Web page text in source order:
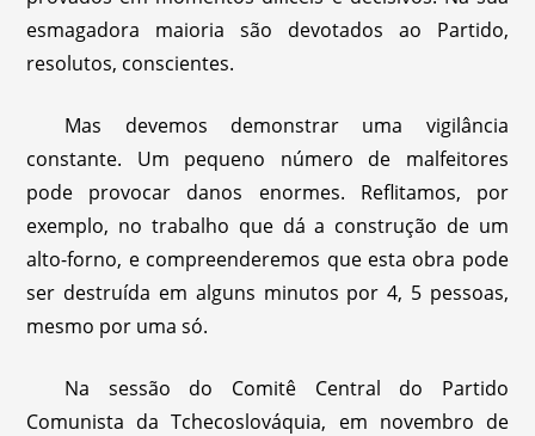
esmagadora maioria são devotados ao Partido,
resolutos, conscientes.
Mas devemos demonstrar uma vigilância
constante. Um pequeno número de malfeitores
pode provocar danos enormes. Reflitamos, por
exemplo, no trabalho que dá a construção de um
alto-forno, e compreenderemos que esta obra pode
ser destruída em alguns minutos por 4, 5 pessoas,
mesmo por uma só.
Na sessão do Comitê Central do Partido
Comunista da Tchecoslováquia, em novembro de